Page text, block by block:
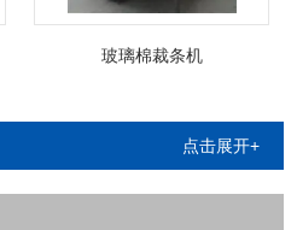
玻璃棉裁条机
点击展开+